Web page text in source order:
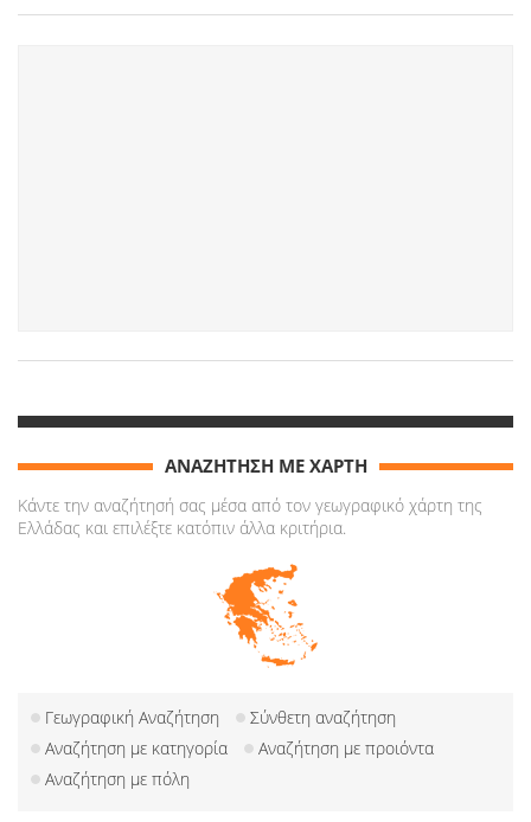
ΑΝΑΖΗΤΗΣΗ ΜΕ ΧΑΡΤΗ
Κάντε την αναζήτησή σας μέσα από τον γεωγραφικό χάρτη της
Ελλάδας και επιλέξτε κατόπιν άλλα κριτήρια.
Γεωγραφική Αναζήτηση
Σύνθετη αναζήτηση
Αναζήτηση με κατηγορία
Αναζήτηση με προιόντα
Αναζήτηση με πόλη